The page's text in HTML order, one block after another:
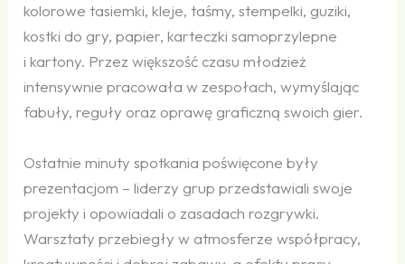
kolorowe tasiemki, kleje, taśmy, stempelki, guziki,
kostki do gry, papier, karteczki samoprzylepne
i kartony. Przez większość czasu młodzież
intensywnie pracowała w zespołach, wymyślając
fabuły, reguły oraz oprawę graficzną swoich gier.
Ostatnie minuty spotkania poświęcone były
prezentacjom – liderzy grup przedstawiali swoje
projekty i opowiadali o zasadach rozgrywki.
Warsztaty przebiegły w atmosferze współpracy,